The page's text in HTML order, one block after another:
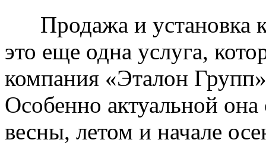
Продажа и установка
это еще одна услуга,
компания «Эталон
Особенно актуальной она
весны, летом и начале